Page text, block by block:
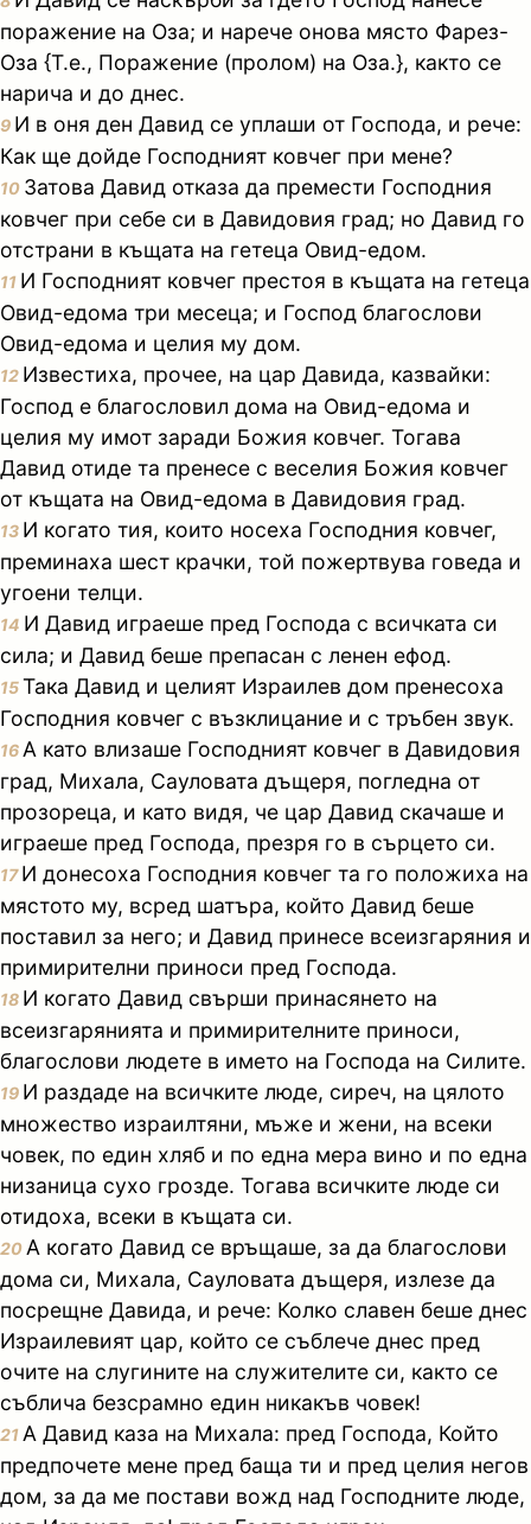
поражение на Оза; и нарече онова място Фарез-
Оза {Т.е., Поражение (пролом) на Оза.}, както се
нарича и до днес.
9 И в оня ден Давид се уплаши от Господа, и рече:
Как ще дойде Господният ковчег при мене?
10 Затова Давид отказа да премести Господния
ковчег при себе си в Давидовия град; но Давид го
отстрани в къщата на гетеца Овид-едом.
11 И Господният ковчег престоя в къщата на гетеца
Овид-едома три месеца; и Господ благослови
Овид-едома и целия му дом.
12 Известиха, прочее, на цар Давида, казвайки:
Господ е благословил дома на Овид-едома и
целия му имот заради Божия ковчег. Тогава
Давид отиде та пренесе с веселия Божия ковчег
от къщата на Овид-едома в Давидовия град.
13 И когато тия, които носеха Господния ковчег,
преминаха шест крачки, той пожертвува говеда и
угоени телци.
14 И Давид играеше пред Господа с всичката си
сила; и Давид беше препасан с ленен ефод.
15Така Давид и целият Израилев дом пренесоха
Господния ковчег с възклицание и с тръбен звук.
16 А като влизаше Господният ковчег в Давидовия
град, Михала, Сауловата дъщеря, погледна от
прозореца, и като видя, че цар Давид скачаше и
играеше пред Господа, презря го в сърцето си.
17И донесоха Господния ковчег та го положиха на
мястото му, всред шатъра, който Давид беше
поставил за него; и Давид принесе всеизгаряния и
примирителни приноси пред Господа.
18 И когато Давид свърши принасянето на
всеизгарянията и примирителните приноси,
благослови людете в името на Господа на Силите.
19 И раздаде на всичките люде, сиреч, на цялото
множество израилтяни, мъже и жени, на всеки
човек, по един хляб и по една мера вино и по една
низаница сухо грозде. Тогава всичките люде си
отидоха, всеки в къщата си.
20 А когато Давид се връщаше, за да благослови
дома си, Михала, Сауловата дъщеря, излезе да
посрещне Давида, и рече: Колко славен беше днес
Израилевият цар, който се съблече днес пред
очите на слугините на служителите си, както се
съблича безсрамно един никакъв човек!
21 А Давид каза на Михала: пред Господа, Който
предпочете мене пред баща ти и пред целия негов
дом, за да ме постави вожд над Господните люде,